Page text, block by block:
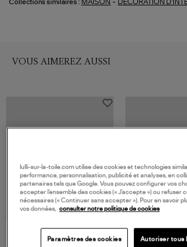
Collections similaires : MAISON - DECORATION
VOUS AIMEREZ AUSSI
TASCHEN EDITIONS
lulli-sur-la-toile.com utilise des cookies et technologies
performance, personnalisation, publicité et analyses, en
partenaires tels que Google. Vous pouvez configurer vos
accepter l’ensemble des cookies (« J’accepte ») ou refuser
nécessaires (« Continuer sans accepter »). Pour en savoir
vos données, consulter notre politique de cookies
Paramètres des cookies Autoriser tous